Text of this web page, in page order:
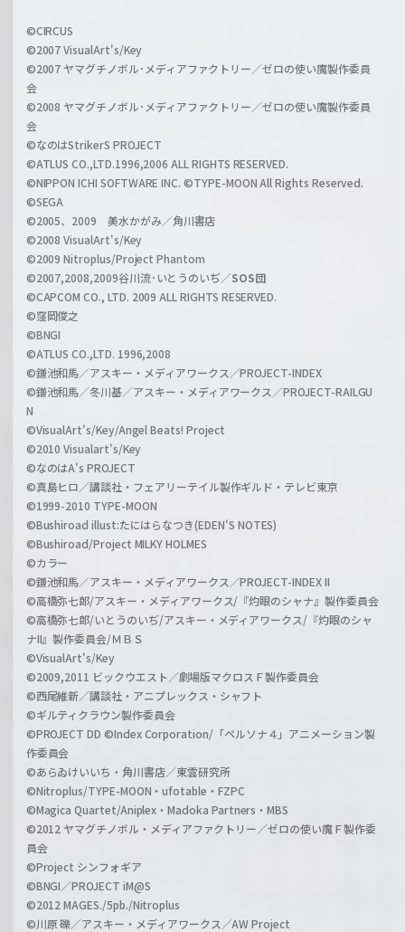
a
r
z
i
l
h
a
n
l
©CIRCUS
©2007 VisualArt's/Key
©2007 ヤマグチノボル･メディアファクトリー／ゼロの使い魔製作委員
会
©2008 ヤマグチノボル･メディアファクトリー／ゼロの使い魔製作委員
会
©なのはStrikerS PROJECT
©ATLUS CO.,LTD.1996,2006 ALL RIGHTS RESERVED.
©NIPPON ICHI SOFTWARE INC. ©TYPE-MOON All Rights Reserved.
©SEGA
©2005、2009 美水かがみ／角川書店
©2008 VisualArt's/Key
©2009 Nitroplus/Project Phantom
©2007,2008,2009谷川流･いとうのいぢ／SOS団
©CAPCOM CO., LTD. 2009 ALL RIGHTS RESERVED.
©窪岡俊之
©BNGI
©ATLUS CO.,LTD. 1996,2008
©鎌池和馬／アスキー・メディアワークス／PROJECT-INDEX
©鎌池和馬／冬川基／アスキー・メディアワークス／PROJECT-RAILGU
N
©VisualArt's/Key/Angel Beats! Project
©2010 Visualart's/Key
©なのはA's PROJECT
©真島ヒロ／講談社・フェアリーテイル製作ギルド・テレビ東京
©1999-2010 TYPE-MOON
©Bushiroad illust:たにはらなつき(EDEN'S NOTES)
©Bushiroad/Project MILKY HOLMES
©カラー
©鎌池和馬／アスキー・メディアワークス／PROJECT-INDEX II
©高橋弥七郎/アスキー・メディアワークス/『灼眼のシャナ』製作委員会
©高橋弥七郎/いとうのいぢ/アスキー・メディアワークス/『灼眼のシャ
ナII』製作委員会/ＭＢＳ
©VisualArt's/Key
©2009,2011 ビックウエスト／劇場版マクロスＦ製作委員会
©西尾維新／講談社・アニプレックス・シャフト
©ギルティクラウン製作委員会
©PROJECT DD ©Index Corporation/「ペルソナ４」アニメーション製
作委員会
©あらゐけいいち・角川書店／東雲研究所
©Nitroplus/TYPE-MOON・ufotable・FZPC
©Magica Quartet/Aniplex・Madoka Partners・MBS
©2012 ヤマグチノボル・メディアファクトリー／ゼロの使い魔Ｆ製作委
員会
©Project シンフォギア
©BNGI／PROJECT iM@S
©2012 MAGES./5pb./Nitroplus
©川原 礫／アスキー・メディアワークス／AW Project